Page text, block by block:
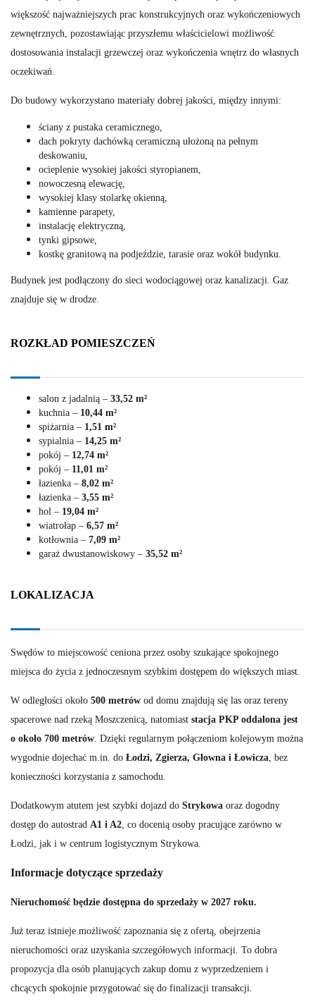
większość najważniejszych prac konstrukcyjnych oraz wykończeniowych
zewnętrznych, pozostawiając przyszłemu właścicielowi możliwość
dostosowania instalacji grzewczej oraz wykończenia wnętrz do własnych
oczekiwań.
Do budowy wykorzystano materiały dobrej jakości, między innymi:
ściany z pustaka ceramicznego,
dach pokryty dachówką ceramiczną ułożoną na pełnym
deskowaniu,
ocieplenie wysokiej jakości styropianem,
nowoczesną elewację,
wysokiej klasy stolarkę okienną,
kamienne parapety,
instalację elektryczną,
tynki gipsowe,
kostkę granitową na podjeździe, tarasie oraz wokół budynku.
Budynek jest podłączony do sieci wodociągowej oraz kanalizacji. Gaz
znajduje się w drodze.
ROZKŁAD POMIESZCZEŃ
salon z jadalnią – 33,52 m²
kuchnia – 10,44 m²
spiżarnia – 1,51 m²
sypialnia – 14,25 m²
pokój – 12,74 m²
pokój – 11,01 m²
łazienka – 8,02 m²
łazienka – 3,55 m²
hol – 19,04 m²
wiatrołap – 6,57 m²
kotłownia – 7,09 m²
garaż dwustanowiskowy – 35,52 m²
LOKALIZACJA
Swędów to miejscowość ceniona przez osoby szukające spokojnego
miejsca do życia z jednoczesnym szybkim dostępem do większych miast.
W odległości około 500 metrów od domu znajdują się las oraz tereny
spacerowe nad rzeką Moszczenicą, natomiast stacja PKP oddalona jest
o około 700 metrów. Dzięki regularnym połączeniom kolejowym można
wygodnie dojechać m.in. do Łodzi, Zgierza, Głowna i Łowicza, bez
konieczności korzystania z samochodu.
Dodatkowym atutem jest szybki dojazd do Strykowa oraz dogodny
dostęp do autostrad A1 i A2, co docenią osoby pracujące zarówno w
Łodzi, jak i w centrum logistycznym Strykowa.
Informacje dotyczące sprzedaży
Nieruchomość będzie dostępna do sprzedaży w 2027 roku.
Już teraz istnieje możliwość zapoznania się z ofertą, obejrzenia
nieruchomości oraz uzyskania szczegółowych informacji. To dobra
propozycja dla osób planujących zakup domu z wyprzedzeniem i
chcących spokojnie przygotować się do finalizacji transakcji.